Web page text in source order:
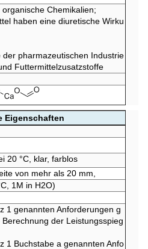
Chemikalien;
haben eine diuretische Wirku
der pharmazeutischen Industrie
Futtermittelzusatzstoffe
Eigenschaften
20 °C, klar, farblos
von mehr als 20 mm,
1M in H2O)
1 genannten Anforderungen g
der Leistungsspieg
1 Buchstabe a genannten Anfo